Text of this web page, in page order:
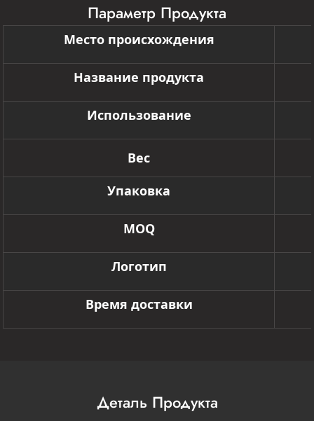
Параметр Продукта
Место происхождения
Название продукта
Использование
Вес
Упаковка
MOQ
Логотип
Время доставки
Деталь Продукта